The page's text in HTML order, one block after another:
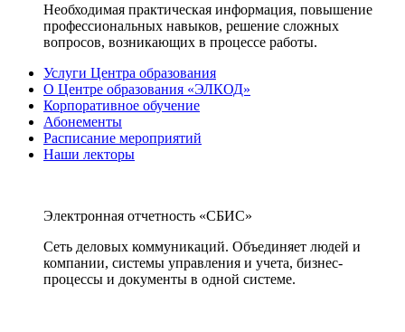
Необходимая практическая информация, повышение
профессиональных навыков, решение сложных
вопросов, возникающих в процессе работы.
Услуги Центра образования
О Центре образования «ЭЛКОД»
Корпоративное обучение
Абонементы
Расписание мероприятий
Наши лекторы
Электронная отчетность «СБИС»
Сеть деловых коммуникаций. Объединяет людей и
компании, системы управления и учета, бизнес-
процессы и документы в одной системе.